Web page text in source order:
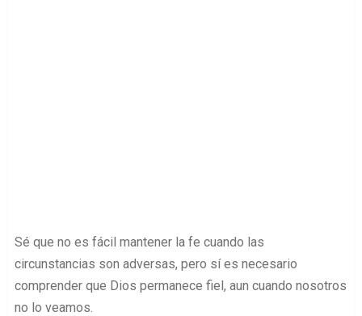
Sé que no es fácil mantener la fe cuando las
circunstancias son adversas, pero sí es necesario
comprender que Dios permanece fiel, aun cuando nosotros
no lo veamos.